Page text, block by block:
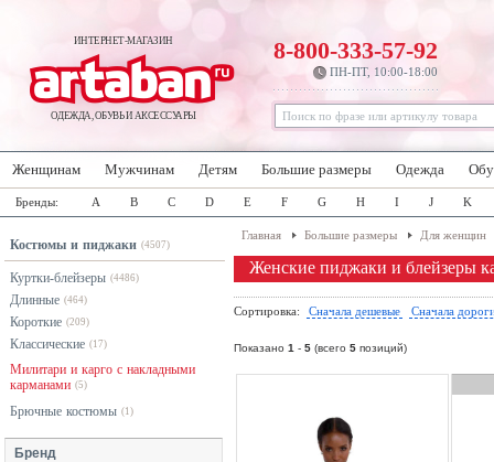
ИНТЕРНЕТ-МАГАЗИН
ОДЕЖДА, ОБУВЬ И АКСЕССУАРЫ
8-800-333-57-92
ПН-ПТ, 10:00-18:00
Женщинам Мужчинам Детям Большие размеры Одежда
Бренды: A B C D E F G H I J K
Костюмы и пиджаки (4507)
Куртки-блейзеры (4486)
Длинные (464)
Короткие (209)
Классические (17)
Милитари и карго с накладными
карманами (5)
Брючные костюмы (1)
Бренд
Главная Большие размеры Для женщин
Женские пиджаки и блейзеры
Сортировка: Сначала дешевые Сначала
Показано 1 - 5 (всего 5 позиций)